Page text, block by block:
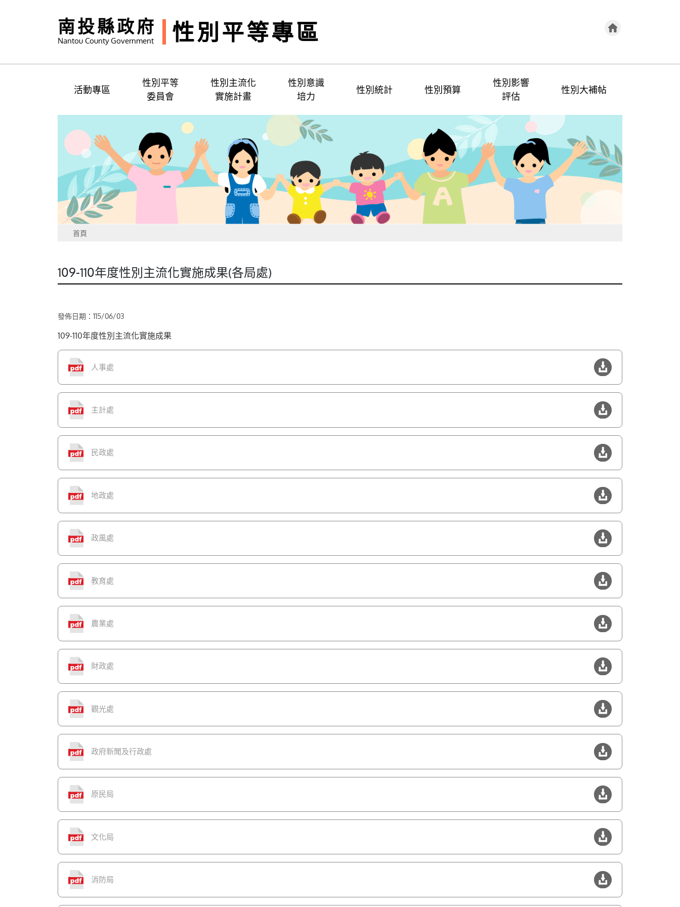
南投縣政府
Nantou County Government 性別平等專區
活動專區
性別平等
委員會
性別主流化
實施計畫
性別意識
培力
性別統計 性別預算
性別影響
評估
性別大補帖
首頁
109-110年度性別主流化實施成果(各局處)
發佈日期：115/06/03
109-110年度性別主流化實施成果
人事處
主計處
民政處
地政處
政風處
教育處
農業處
財政處
觀光處
政府新聞及行政處
原民局
文化局
消防局